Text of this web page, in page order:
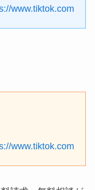
www.tiktok.com
www.tiktok.com